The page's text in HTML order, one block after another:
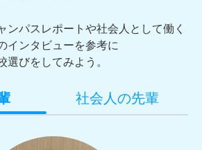
ンパスレポートや社会人として働く
インタビューを参考に
選びをしてみよう。
社会人の先輩